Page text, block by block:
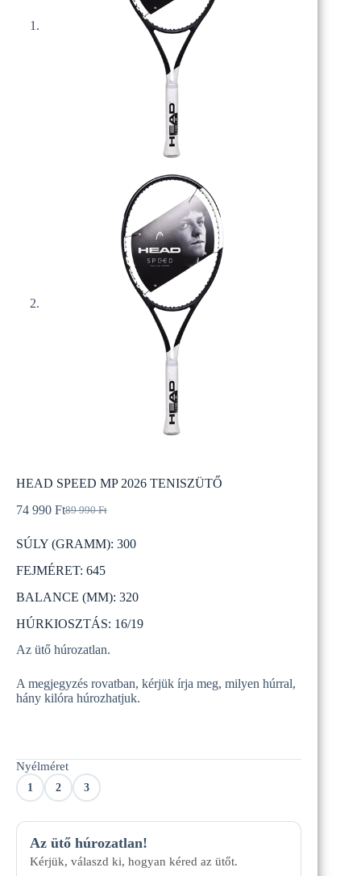
HEAD SPEED MP 2026 TENISZÜTŐ
89 990Ft
Original
was:
990 Ft.
74 990 FtCurrent
is:
990 Ft.
SÚLY (GRAMM): 300
FEJMÉRET: 645
BALANCE (MM): 320
HÚRKIOSZTÁS: 16/19
Az ütő húrozatlan.
A megjegyzés rovatban, kérjük írja meg, milyen húrral,
hány kilóra húrozhatjuk.
Nyélméret
1 2 3
Az ütő húrozatlan!
Kérjük, válaszd ki, hogyan kéred az ütőt.